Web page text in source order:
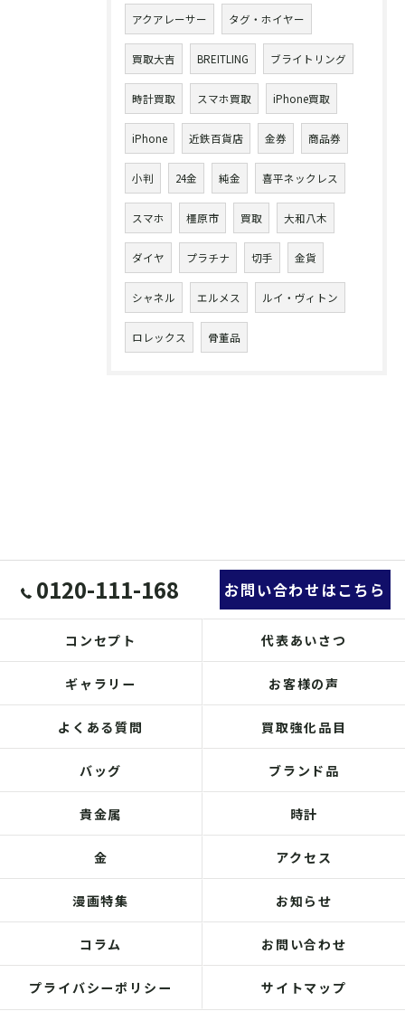
アクアレーサー タグ・ホイヤー
買取大吉 BREITLING ブライトリング
時計買取 スマホ買取 iPhone買取
iPhone 近鉄百貨店 金券 商品券
小判 24金 純金 喜平ネックレス
スマホ 橿原市 買取 大和八木
ダイヤ プラチナ 切手 金貨
シャネル エルメス ルイ・ヴィトン
ロレックス 骨董品
0120-111-168 お問い合わせはこちら
コンセプト 代表あいさつ
ギャラリー お客様の声
よくある質問 買取強化品目
バッグ ブランド品
貴金属 時計
金 アクセス
漫画特集 お知らせ
コラム お問い合わせ
プライバシーポリシー サイトマップ